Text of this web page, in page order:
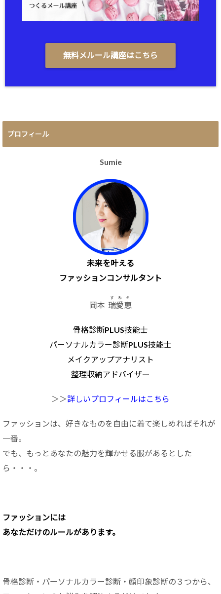
無料メルール講座はこちら
プロフィール
Sumie
未来を叶える
ファッションコンサルタント
岡本 瑞愛恵
すみえ
骨格診断PLUS技能士
パーソナルカラー診断PLUS技能士
メイクアップアナリスト
整理収納アドバイザー
＞＞詳しいプロフィールはこちら
ファッションは、好きなものを自由に着て楽しめればそれが
一番。
でも、もっとあなたの魅力を輝かせる服があるとした
ら・・・。
ファッションには
あなただけのルールがあります。
骨格診断・パーソナルカラー診断・顔印象診断の３つから、